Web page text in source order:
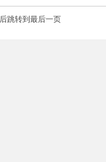
跳转到最后一页